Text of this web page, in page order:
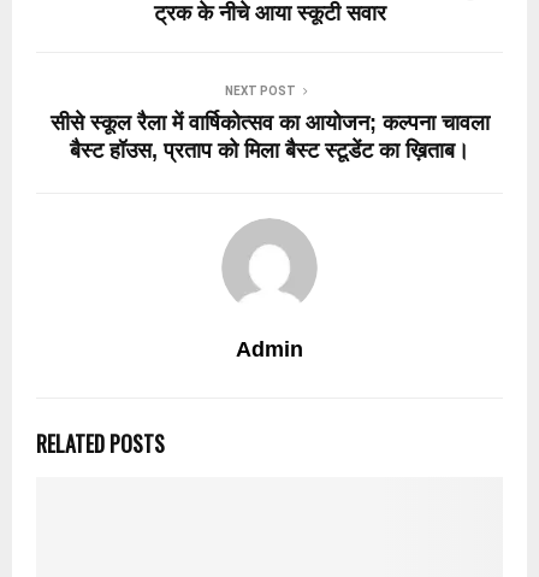
ट्रक के नीचे आया स्कूटी सवार
NEXT POST
सीसे स्कूल रैला में वार्षिकोत्सव का आयोजन; कल्पना चावला
बैस्ट हॉउस, प्रताप को मिला बैस्ट स्टूडेंट का ख़िताब।
Admin
RELATED POSTS